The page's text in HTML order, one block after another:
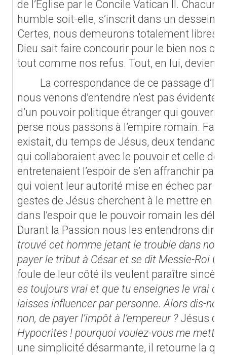
de l’Eglise par le Concile Vatican II.
humble soit-elle, s’inscrit dans un dessein
Certes, nous demeurons totalement libres
Dieu sait faire concourir pour le bien nos
tout comme nos refus. Tout, en lui, devient
La correspondance de ce passage
nous venons d’entendre n’est pas
d’un pouvoir politique étranger qui gouverne
perse nous passons à l’empire romain.
existait, du temps de Jésus, deux
qui collaboraient avec le pouvoir et celle
entretenaient l’espoir de s’en affranchir par
qui voient leur autorité mise en échec par
gestes de Jésus cherchent à le mettre en
dans l’espoir que le pouvoir romain les
Durant la Passion nous les entendrons dire
trouvé cet homme jetant le trouble dans
payer le tribut à César et se dit Messie-Roi
foule de leur côté ils veulent paraître
es toujours vrai et que tu enseignes le vrai
laisses influencer par personne. Alors dis-
non, de payer l’impôt à l’empereur ?Jésus
Hypocrites ! pourquoi voulez-vous me mettre
une simplicité désarmante, il retourne la